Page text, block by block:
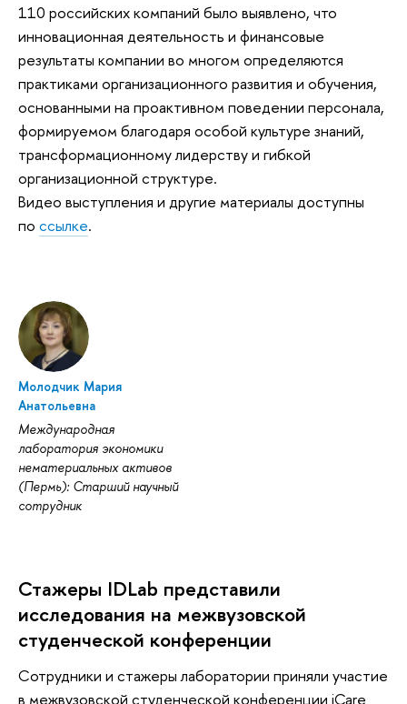
110 российских компаний было выявлено, что
инновационная деятельность и финансовые
результаты компании во многом определяются
практиками организационного развития и обучения,
основанными на проактивном поведении персонала,
формируемом благодаря особой культуре знаний,
трансформационному лидерству и гибкой
организационной структуре.
Видео выступления и другие материалы доступны
по ссылке.
Молодчик Мария
Анатольевна
Международная
лаборатория экономики
нематериальных активов
(Пермь): Старший научный
сотрудник
Стажеры IDLab представили
исследования на межвузовской
студенческой конференции
Сотрудники и стажеры лаборатории приняли участие
в межвузовской студенческой конференции iCare